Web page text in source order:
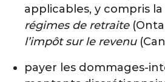
applicables, y compris la
régimes de retraite
l’impôt sur le revenu
payer les dommages-